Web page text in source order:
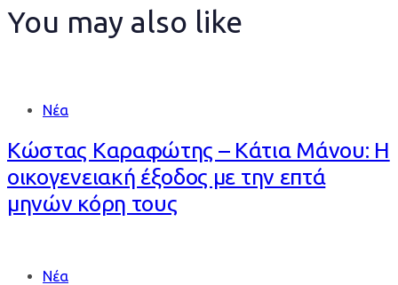
You may also like
Νέα
Κώστας Καραφώτης – Κάτια Μάνου: Η
οικογενειακή έξοδος με την επτά
μηνών κόρη τους
Νέα